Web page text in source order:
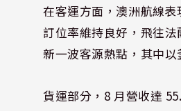
在客運方面，澳洲航線
訂位率維持良好，飛往
新一波客源熱點，其中以
貨運部分，8 月營收達